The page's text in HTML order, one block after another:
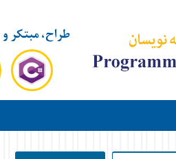
طراح، مبتکر